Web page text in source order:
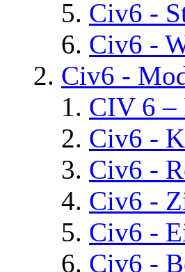
Civ6 -
Civ6 -
Civ6 -
CIV 6 –
Civ6 -
Civ6 -
Civ6 -
Civ6 -
Civ6 -